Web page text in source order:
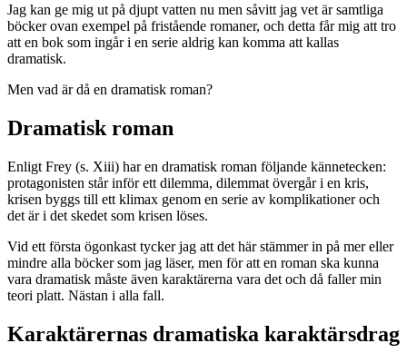
Jag kan ge mig ut på djupt vatten nu men såvitt jag vet är samtliga
böcker ovan exempel på fristående romaner, och detta får mig att tro
att en bok som ingår i en serie aldrig kan komma att kallas
dramatisk.
Men vad är då en dramatisk roman?
Dramatisk roman
Enligt Frey (s. Xiii) har en dramatisk roman följande kännetecken:
protagonisten står inför ett dilemma, dilemmat övergår i en kris,
krisen byggs till ett klimax genom en serie av komplikationer och
det är i det skedet som krisen löses.
Vid ett första ögonkast tycker jag att det här stämmer in på mer eller
mindre alla böcker som jag läser, men för att en roman ska kunna
vara dramatisk måste även karaktärerna vara det och då faller min
teori platt. Nästan i alla fall.
Karaktärernas dramatiska karaktärsdrag